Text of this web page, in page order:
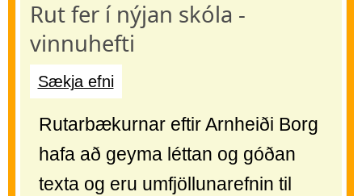
Rut fer í nýjan skóla -
vinnuhefti
Sækja efni
Rutarbækurnar eftir Arnheiði Borg
hafa að geyma léttan og góðan
texta og eru umfjöllunarefnin til